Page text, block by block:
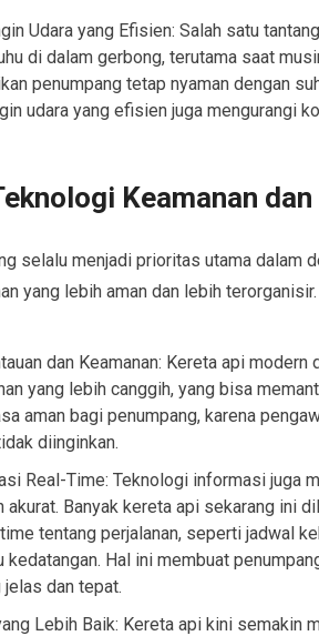
Udara yang Efisien: Salah satu
di dalam gerbong, terutama saat
penumpang tetap nyaman dengan
udara yang efisien juga mengurangi
Keamanan
selalu menjadi prioritas utama dalam
yang lebih aman dan lebih
dan Keamanan: Kereta api
yang lebih canggih, yang bisa
aman bagi penumpang, karena
diinginkan.
Real-Time: Teknologi informasi juga
akurat. Banyak kereta api sekarang ini
tentang perjalanan, seperti jadwal
Hal ini membuat
dan tepat.
Lebih Baik: Kereta api kini semakin